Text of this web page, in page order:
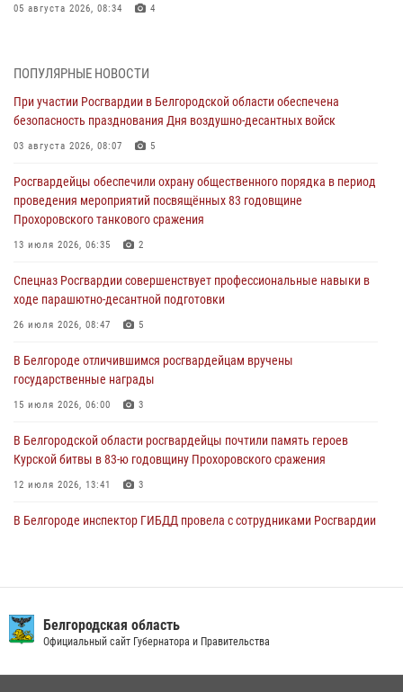
05 августа 2026, 08:34 4
Росгвардейцы спасли раненого при атаке FPV-дрона ВСУ жителя
белгородского приграничья
За неделю белгородские росгвардейцы пресекли свыше 130
правонарушений
04 августа 2026, 06:03
Сотрудники Росгвардии задержали подозреваемую в краже
товаров из гипермаркета в Белгороде
03 августа 2026, 13:29
«Я расскажу вам о Герое»: история подполковника милиции в
отставке Виктора Хайрулика (видео)
03 августа 2026, 10:37
ПОПУЛЯРНЫЕ НОВОСТИ
При участии Росгвардии в Белгородской области обеспечена
безопасность празднования Дня воздушно-десантных войск
03 августа 2026, 08:07 5
Росгвардейцы обеспечили охрану общественного порядка в период
проведения мероприятий посвящённых 83 годовщине
Прохоровского танкового сражения
13 июля 2026, 06:35 2
Спецназ Росгвардии совершенствует профессиональные навыки в
ходе парашютно-десантной подготовки
26 июля 2026, 08:47 5
В Белгороде отличившимся росгвардейцам вручены
государственные награды
15 июля 2026, 06:00 3
В Белгородской области росгвардейцы почтили память героев
Курской битвы в 83-ю годовщину Прохоровского сражения
12 июля 2026, 13:41 3
В Белгороде инспектор ГИБДД провела с сотрудниками Росгвардии
подготовке спецподразделения в эфире радио «России - Белгород»
22 июля 2026, 14:36
Белгородская область
Официальный сайт Губернатора и Правительства